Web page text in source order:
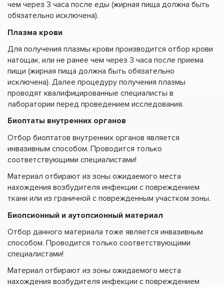
чем через 3 часа после еды (жирная пища должна быть
обязательно исключена).
Плазма крови
Для получения плазмы крови производится отбор крови
натощак, или не ранее чем через 3 часа после приема
пищи (жирная пища должна быть обязательно
исключена). Далее процедуру получения плазмы
проводят квалифицированные специалисты в
лаборатории перед проведением исследования.
Биоптаты внутренних органов
Отбор биоптатов внутренних органов является
инвазивным способом. Проводится только
соответствующими специалистами!
Материал отбирают из зоны ожидаемого места
нахождения возбудителя инфекции с повреждением
ткани или из граничной с поврежденным участком зоны.
Биопсионный и аутопсионный материал
Отбор данного материала тоже является инвазивным
способом. Проводится только соответствующими
специалистами!
Материал отбирают из зоны ожидаемого места
нахождения возбудителя инфекции с повреждением